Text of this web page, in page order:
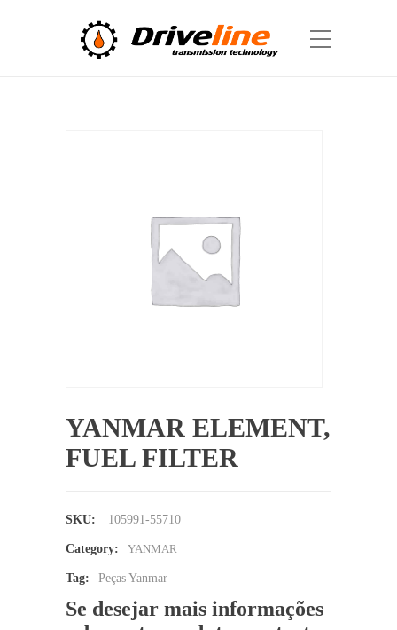
YANMAR ELEMENT,
FUEL FILTER
SKU: 105991-55710
Category: YANMAR
Tag: Peças Yanmar
Se desejar mais informações